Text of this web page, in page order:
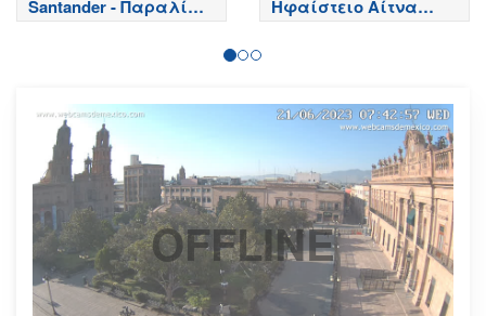
Santander - Παραλία
Playa del Sardinero -
Ηφαίστειο Αίτνα
Τώρα
OFFLINE